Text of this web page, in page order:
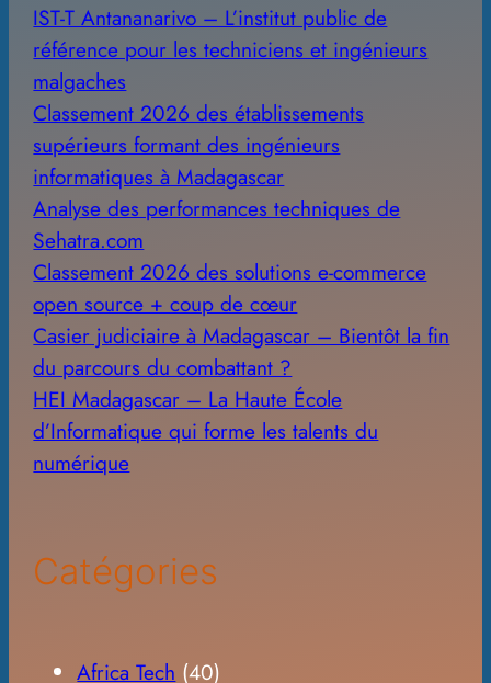
IST-T Antananarivo – L’institut public de
référence pour les techniciens et ingénieurs
malgaches
Classement 2026 des établissements
supérieurs formant des ingénieurs
informatiques à Madagascar
Analyse des performances techniques de
Sehatra.com
Classement 2026 des solutions e-commerce
open source + coup de cœur
Casier judiciaire à Madagascar – Bientôt la fin
du parcours du combattant ?
HEI Madagascar – La Haute École
d’Informatique qui forme les talents du
numérique
Catégories
Africa Tech (40)